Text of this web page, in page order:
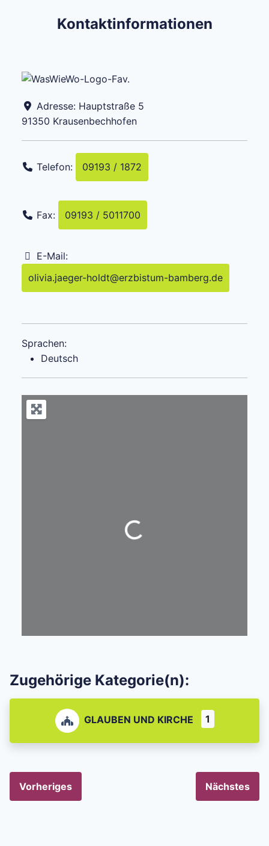
Kontaktinformationen
Adresse: Hauptstraße 5
91350 Krausenbechhofen
Telefon: 09193 / 1872
Fax: 09193 / 5011700
E-Mail:
olivia.jaeger-holdt@erzbistum-bamberg.de
Sprachen:
Deutsch
Wird geladen …
Zugehörige Kategorie(n):
GLAUBEN UND KIRCHE 1
Vorheriges Nächstes